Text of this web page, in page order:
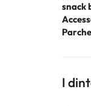
snack
I